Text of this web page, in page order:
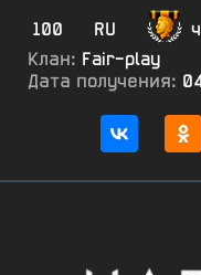
100
RU
Клан: Fair-play
Дата получения: